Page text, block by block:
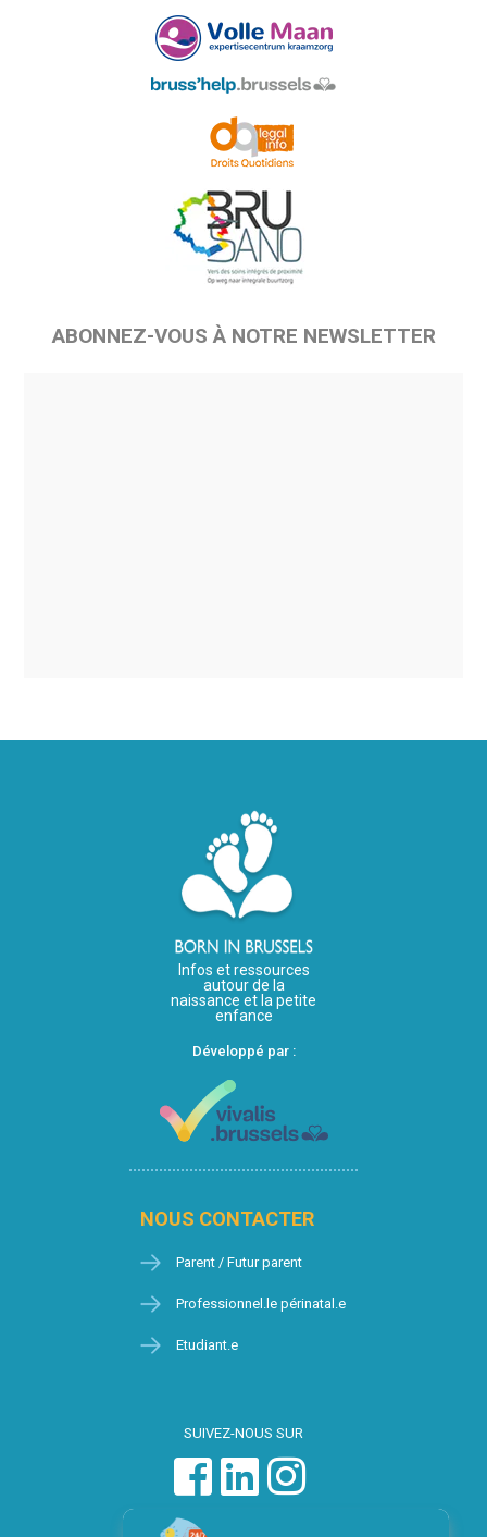
ABONNEZ-VOUS À NOTRE NEWSLETTER
Infos et ressources
autour de la
naissance et la petite
enfance
Développé par :
NOUS CONTACTER
Parent / Futur parent
Professionnel.le périnatal.e
Etudiant.e
SUIVEZ-NOUS SUR